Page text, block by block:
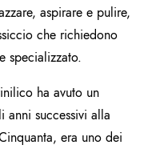
aspirare e pulire,
che richiedono
specializzato.
ha avuto un
anni successivi alla
era uno dei